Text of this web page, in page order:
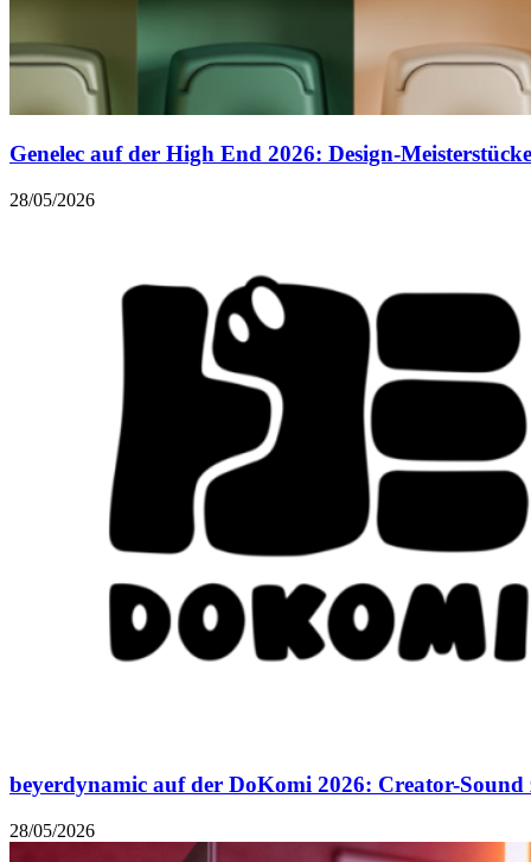
Genelec auf der High End 2026: Design-
28/05/2026
beyerdynamic auf der DoKomi 2026: Creator-
28/05/2026